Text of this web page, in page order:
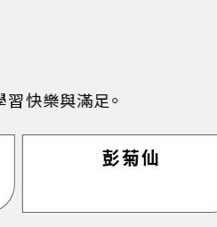
習快樂與滿足。
彭菊仙